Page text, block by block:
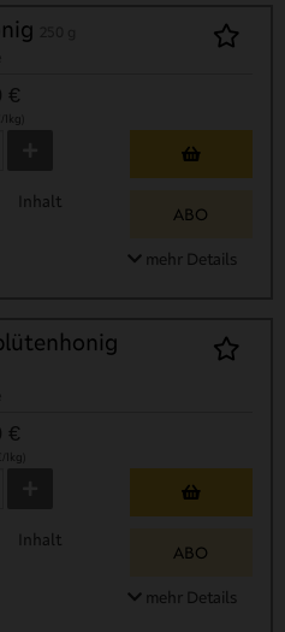
€
Inhalt
ABO
mehr Details
€
1kg)
Inhalt
ABO
mehr Details